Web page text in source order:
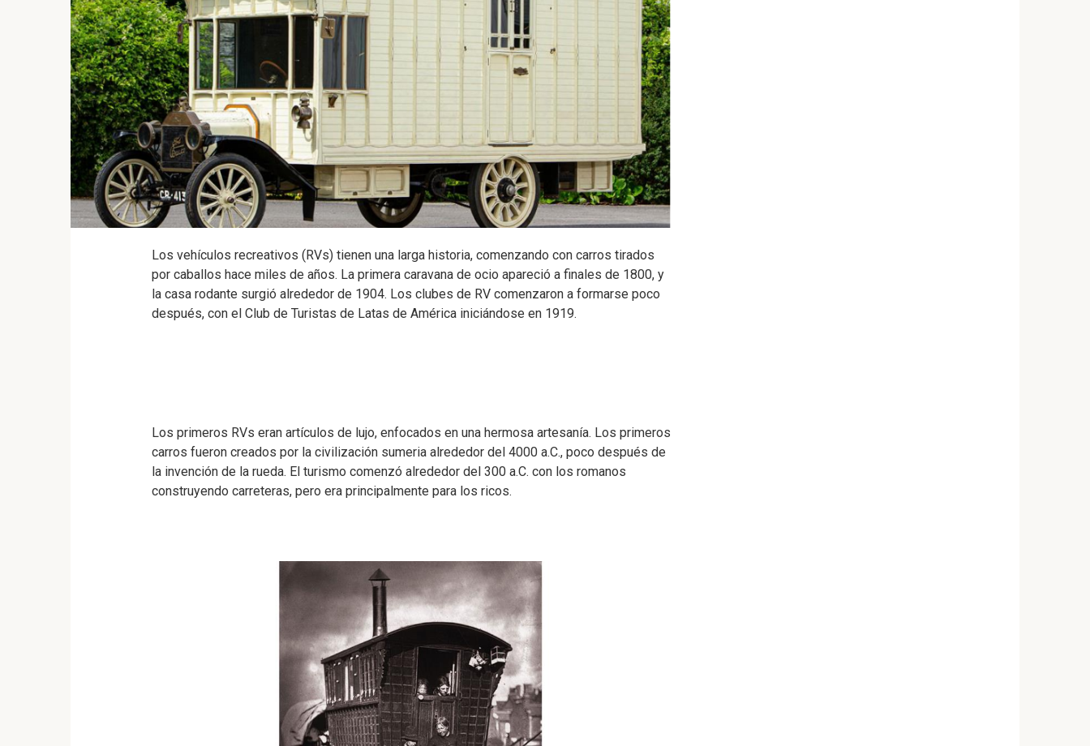
Los vehículos recreativos (RVs) tienen una larga historia, comenzando con carros tirados
por caballos hace miles de años. La primera caravana de ocio apareció a finales de 1800, y
la casa rodante surgió alrededor de 1904. Los clubes de RV comenzaron a formarse poco
después, con el Club de Turistas de Latas de América iniciándose en 1919.
Los primeros RVs eran artículos de lujo, enfocados en una hermosa artesanía. Los primeros
carros fueron creados por la civilización sumeria alrededor del 4000 a.C., poco después de
la invención de la rueda. El turismo comenzó alrededor del 300 a.C. con los romanos
construyendo carreteras, pero era principalmente para los ricos.